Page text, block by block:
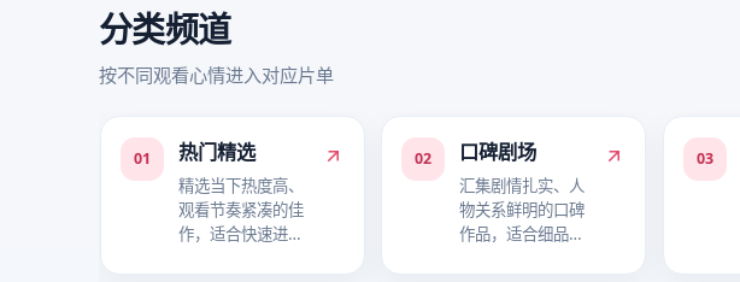
分类频道
按不同观看心情进入对应片单
01 热门精选
精选当下热度高、
观看节奏紧凑的佳
作，适合快速进入
02 口碑剧场
汇集剧情扎实、人
物关系鲜明的口碑
作品，适合细品故
03